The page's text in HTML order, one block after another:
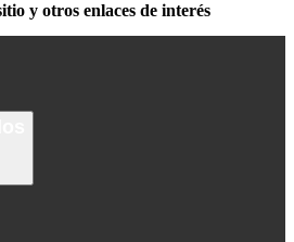
y otros enlaces de interés